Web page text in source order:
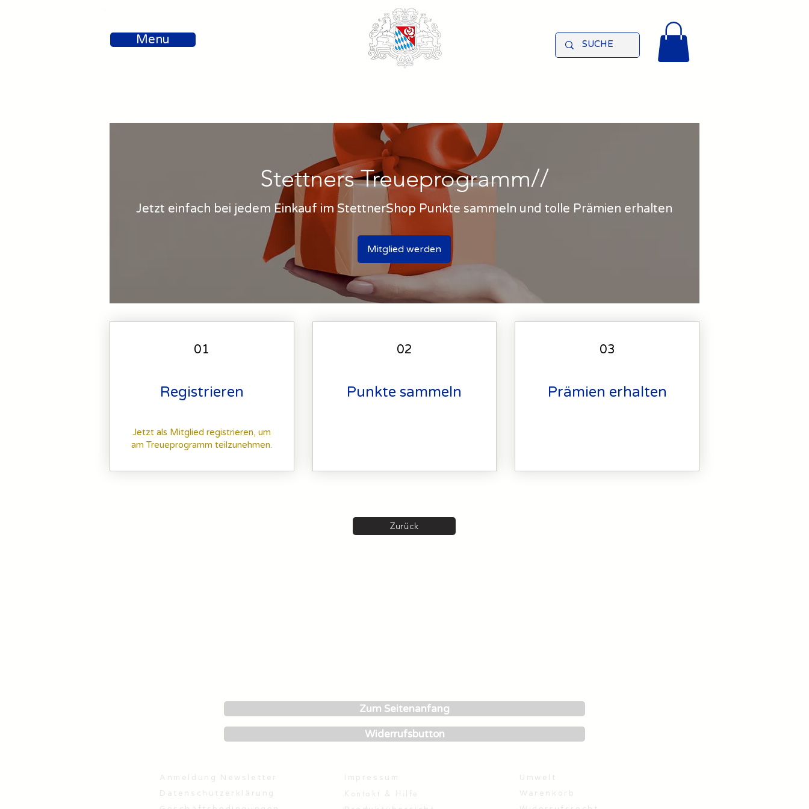
Menu
Stettners Treueprogramm//
Jetzt einfach bei jedem Einkauf im StettnerShop Punkte sammeln und tolle Prämien erhalten
Mitglied werden
01
Registrieren
Jetzt als Mitglied registrieren, um
am Treueprogramm teilzunehmen.
02
Punkte sammeln
03
Prämien erhalten
Zurück
Zum Seitenanfang
Widerrufsbutton
Anmeldung Newsletter
Datenschutzerklärung
Impressum
Kontakt & Hilfe
Umwelt
Warenkorb